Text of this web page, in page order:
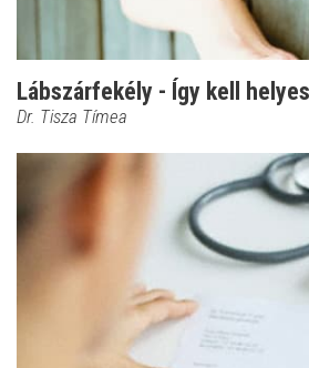
Lábszárfekély - Így kell
Dr. Tisza Tímea